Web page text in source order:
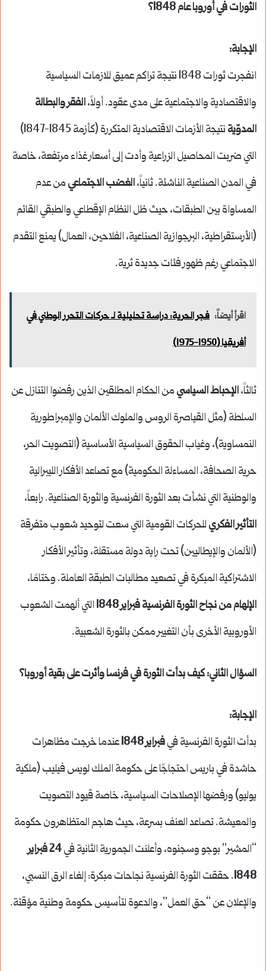
الثورات في أوروبا عام 1848؟
الإجابة:
انفجرت ثورات 1848 نتيجة تراكم عميق للازمات السياسية
والاقتصادية والاجتماعية على مدى عقود. أولاً،الفقر والبطالة
المدوّية
نتيجة الأزمات الاقتصادية المتكررة (كأزمة 1845-1847)
التي ضربت المحاصيل الزراعية وأدت إلى أسعار غذاء مرتفعة، خاصة
في المدن الصناعية الناشئة. ثانياً،الغضب الاجتماعي من عدم
المساواة بين الطبقات، حيث ظل النظام الإقطاعي والطبقي القائم
(الأرستقراطية، البرجوازية الصناعية، الفلاحين، العمال) يمنع التقدم
الاجتماعي رغم ظهور فئات جديدة ثرية.
اقرأ أيضاً: فجر الحرية: دراسة تحليلية لـ حركات التحرر الوطني في
أفريقيا (1950-1975)
ثالثاً،الإحباط السياسي من الحكام المطلقين الذين رفضوا التنازل عن
السلطة (مثل القياصرة الروس والملوك الألمان والإمبراطورية
النمساوية)، وغياب الحقوق السياسية الأساسية (التصويت الحر،
حرية الصحافة، المساءلة الحكومية) مع تصاعد الأفكار الليبرالية
والوطنية التي نشأت بعد الثورة الفرنسية والثورة الصناعية. رابعاً،
التأثير الفكري للحركات القومية التي سعت لتوحيد شعوب متفرقة
(الألمان والإيطاليين) تحت راية دولة مستقلة، وتأثير الأفكار
الاشتراكية المبكرة في تصعيد مطالبات الطبقة العاملة. وختامًا،
الإلهام من نجاح الثورة الفرنسية فبراير 1848
التي ألهمت الشعوب
الأوروبية الأخرى بأن التغيير ممكن بالثورة الشعبية.
السؤال الثاني: كيف بدأت الثورة في فرنسا وأثرت على بقية أوروبا؟
الإجابة:
بدأت الثورة الفرنسية فيفبراير 1848
عندما خرجت مظاهرات
حاشدة في باريس احتجاجًا على حكومة الملك لويس فيليب (ملكية
يوليو) ورفضها الإصلاحات السياسية، خاصة قيود التصويت
والمعيشة. تصاعد العنف بسرعة، حيث هاجم المتظاهرون حكومة
“المشير” بوجو وسجنوه، وأعلنت الجمورية الثانية في
24 فبراير
1848. حققت الثورة الفرنسية نجاحات مبكرة: إلغاء الرق النسبي،
والإعلان عن “حق العمل”، والدعوة لتأسيس حكومة وطنية مؤقتة.